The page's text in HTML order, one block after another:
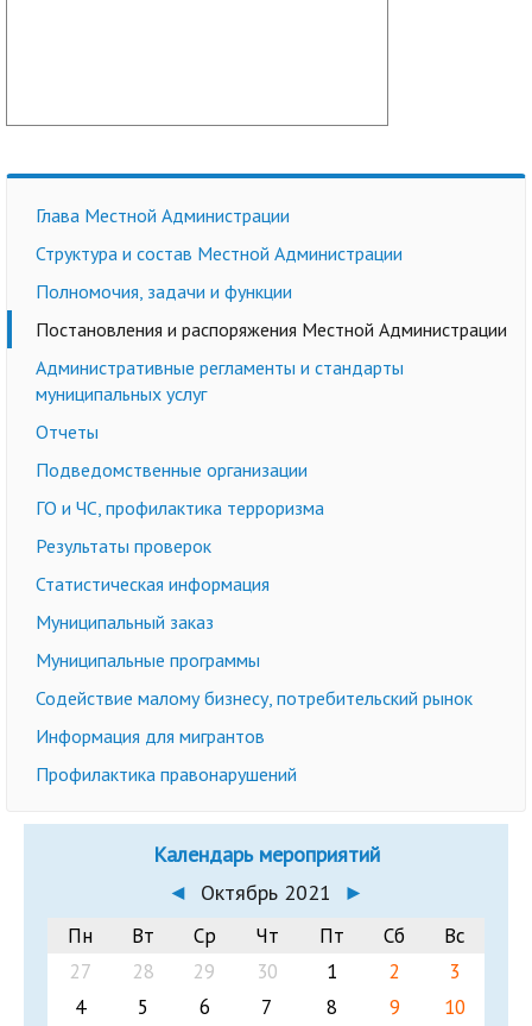
Глава Местной Администрации
Структура и состав Местной Администрации
Полномочия, задачи и функции
Постановления и распоряжения Местной Администрации
Административные регламенты и стандарты
муниципальных услуг
Отчеты
Подведомственные организации
ГО и ЧС, профилактика терроризма
Результаты проверок
Статистическая информация
Муниципальный заказ
Муниципальные программы
Содействие малому бизнесу, потребительский рынок
Информация для мигрантов
Профилактика правонарушений
Календарь мероприятий
◄
Октябрь 2021 ►
Пн Вт Ср Чт Пт Сб
Вс
27
28 29 30 1 2
3
4
5 6 7 8 9
10